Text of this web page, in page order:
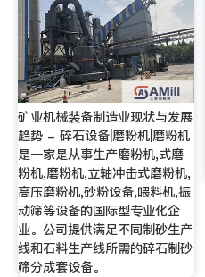
矿业机械装备制造业现状与发展
趋势 - 碎石设备|磨粉机|磨粉机
是一家是从事生产磨粉机,式磨
粉机,磨粉机,立轴冲击式磨粉机,
高压磨粉机,砂粉设备,喂料机,振
动筛等设备的国际型专业化企
业。公司提供满足不同制砂生产
线和石料生产线所需的碎石制砂
筛分成套设备。